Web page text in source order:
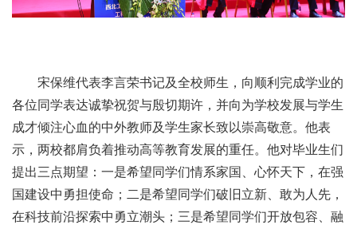
宋保维代表李言荣书记及全校师生，向顺利完成学业的
各位同学表达诚挚祝贺与殷切期许，并向为学校发展与学生
成才倾注心血的中外教师及学生家长致以崇高敬意。他表
示，两校都肩负着推动高等教育发展的重任。他对毕业生们
提出三点期望：一是希望同学们情系家国、心怀天下，在强
国建设中勇担使命；二是希望同学们破旧立新、敢为人先，
在科技前沿探索中勇立潮头；三是希望同学们开放包容、融